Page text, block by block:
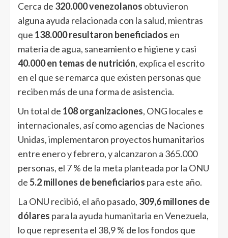
Cerca de 320.000 venezolanos obtuvieron
alguna ayuda relacionada con la salud, mientras
que 138.000 resultaron beneficiados en
materia de agua, saneamiento e higiene y casi
40.000 en temas de nutrición, explica el escrito
en el que se remarca que existen personas que
reciben más de una forma de asistencia.
Un total de 108 organizaciones, ONG locales e
internacionales, así como agencias de Naciones
Unidas, implementaron proyectos humanitarios
entre enero y febrero, y alcanzaron a 365.000
personas, el 7 % de la meta planteada por la ONU
de5.2 millones de beneficiarios para este año.
La ONU recibió, el año pasado, 309,6 millones de
dólares para la ayuda humanitaria en Venezuela,
lo que representa el 38,9 % de los fondos que